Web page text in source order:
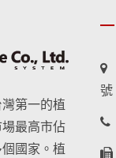
第一的植
最高市佔
國家。植
號